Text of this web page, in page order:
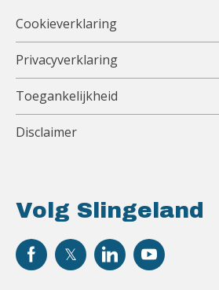
Volg Slingeland
Cookieverklaring
Privacyverklaring
Toegankelijkheid
Disclaimer